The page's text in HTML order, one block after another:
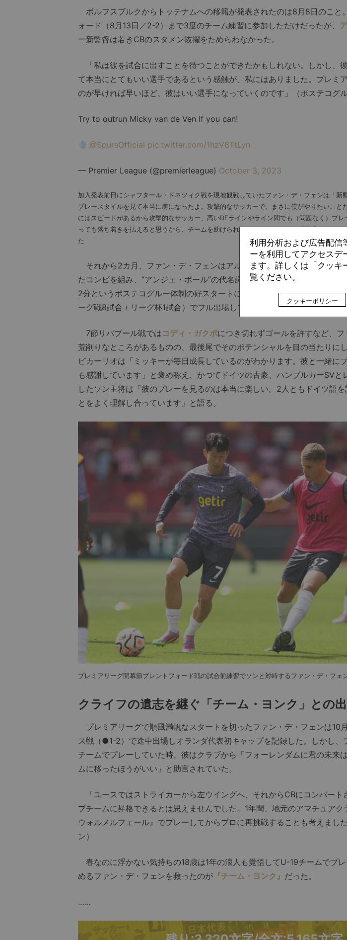
ボルフスブルクからトッテナムへの移籍が発表されたのは8月8日のこと
ォード（8月13日／2-2）まで3度のチーム練習に参加しただけだったが、
ー新監督は若きCBのスタメン抜擢をためらわなかった。
「私は彼を試合に出すことを待つことができたかもしれない。しかし、
て本当にとてもいい選手であるという感触が、私にはありました。プレミ
のが早ければ早いほど、彼はいい選手になっていくのです」（ポステコグル
Try to outrun Micky van de Ven if you can!
@SpursOfficial pic.twitter.com/1hzV8TtLyn
— Premier League (@premierleague) October 3, 2023
加入発表前日にシャフタール・ドネツィク戦を現地観戦していたファン・デ・フェンは「新
プレースタイルを見て本当に虜になったよ。攻撃的なサッカーで、まさに僕がやりたいこと
にはスピードがあるから攻撃的なサッカー、高いDFラインやライン間でも（問題なく）プ
っても落ち着きを払えると思うから、チームを助けられるといいね」とクラブ公式サイトの
た
それから2カ月、ファン・デ・フェンはアルゼンチン代表のクリスティア
たコンビを組み、“アンジェ・ボール”の代名詞であるハイラインを自慢の
2分というポステコグルー体制の好スタートに貢献している。チーム内で唯
ーグ戦8試合＋リーグ杯1試合）でフル出場しているのも彼だ。
7節リバプール戦ではコディ・ガクポにつき切れずゴールを許すなど、
荒削りなところがあるものの、最後尾でそのポテンシャルを目の当たりに
ビカーリオは「ミッキーが毎日成長しているのがわかります。彼と一緒に
も感謝しています」と褒め称え、かつてドイツの古豪、ハンブルガーSVと
したソン主将は「彼のプレーを見るのは本当に楽しい。2人ともドイツ語
とをよく理解し合っています」と語る。
プレミアリーグ開幕節ブレントフォード戦の試合前練習でソンと対峙するファン・デ・フェ
クライフの遺志を継ぐ「チーム・ヨンク」との
プレミアリーグで順風満帆なスタートを切ったファン・デ・フェンは10
ス戦（●1-2）で途中出場しオランダ代表初キャップを記録した。しかし、
チームでプレーしていた時、彼はクラブから「フォーレンダムに君の未来
ムに移ったほうがいい」と助言されていた。
「ユースではストライカーから左ウイングへ、それからCBにコンバート
プチームに昇格できるとは思えませんでした。1年間、地元のアマチュアク
ウォルメルフェール』でプレーしてからプロに再挑戦することも考えまし
ン）
春なのに浮かない気持ちの18歳は1年の浪人も覚悟してU-19チームでプ
めるファン・デ・フェンを救ったのが 『チーム・ヨンク』 だった。
……
利用分析および広告配信
ーを利用してアクセスデ
ます。詳しくは「クッキ
覧ください。
クッキーポリシー